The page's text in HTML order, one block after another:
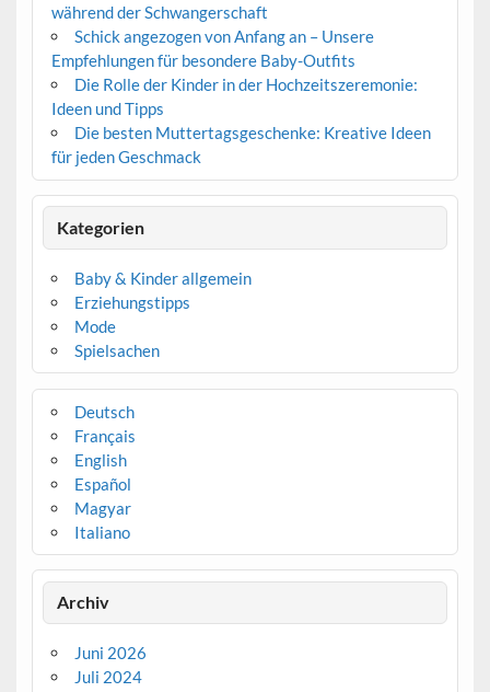
während der Schwangerschaft
Schick angezogen von Anfang an – Unsere
Empfehlungen für besondere Baby-Outfits
Die Rolle der Kinder in der Hochzeitszeremonie:
Ideen und Tipps
Die besten Muttertagsgeschenke: Kreative Ideen
für jeden Geschmack
Kategorien
Baby & Kinder allgemein
Erziehungstipps
Mode
Spielsachen
Deutsch
Français
English
Español
Magyar
Italiano
Archiv
Juni 2026
Juli 2024